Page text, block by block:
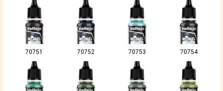
70751 70752 70753 70754